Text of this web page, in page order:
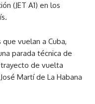
(JET A1) en los
vuelan a Cuba,
parada técnica de
de vuelta
Martí de La Habana